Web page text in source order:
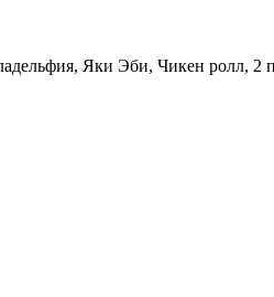
Яки Эби, Чикен ролл, 2